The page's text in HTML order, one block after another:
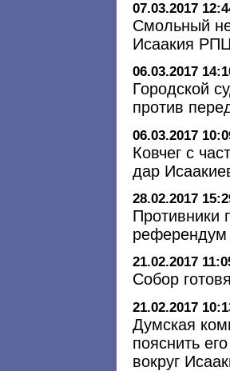
07.03.2017
Смольный
Исаакия
06.03.2017
Городской
против
06.03.2017
Ковчег с
дар
28.02.2017
Противники
референдум
21.02.2017
Собор
21.02.2017
Думская
пояснить
вокруг